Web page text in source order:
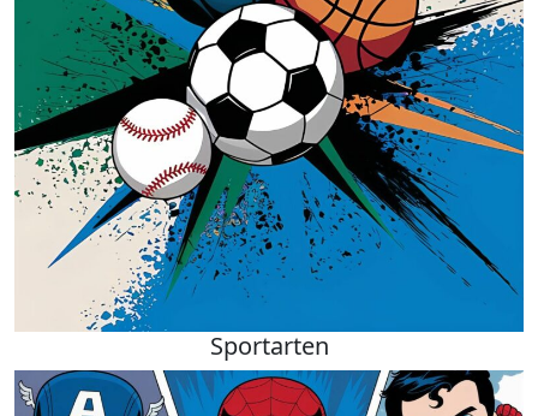
Sportarten